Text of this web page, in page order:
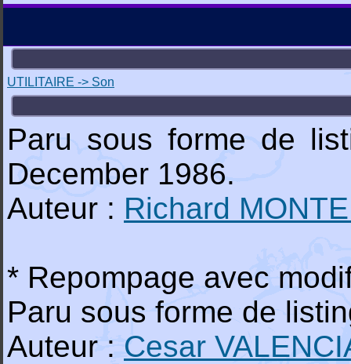
UTILITAIRE -> Son
Paru sous forme de
December 1986.
Auteur : Richard
* Repompage avec
Paru sous forme de
Auteur : Cesar